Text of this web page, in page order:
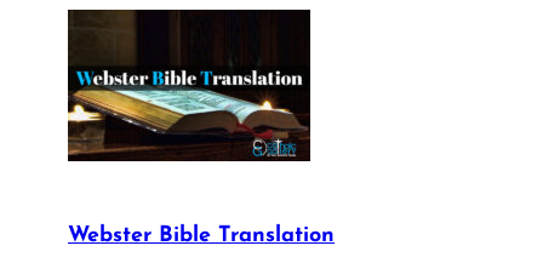
Webster Bible Translation